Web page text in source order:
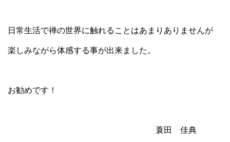
日常生活で禅の世界に触れることはあまりありませんが
楽しみながら体感する事が出来ました。
お勧めです！
蓑田 佳典